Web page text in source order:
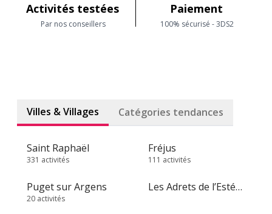
Activités testées
Par nos conseillers
Paiement
100% sécurisé - 3DS2
Villes & Villages Catégories tendances
Saint Raphaël
331 activités
Fréjus
111 activités
Puget sur Argens
20 activités
Les Adrets de l’Estérel